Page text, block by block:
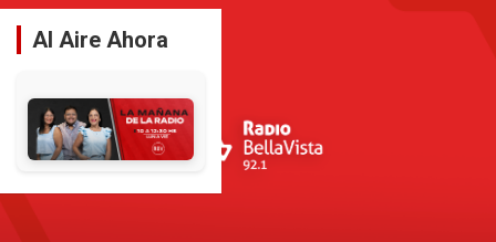
Saltar
contenido
Al Aire Ahora